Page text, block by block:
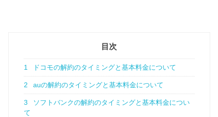
目次
1 ドコモの解約のタイミングと基本料金について
2 auの解約のタイミングと基本料金について
3
ソフトバンクの解約のタイミングと基本料金につい
て